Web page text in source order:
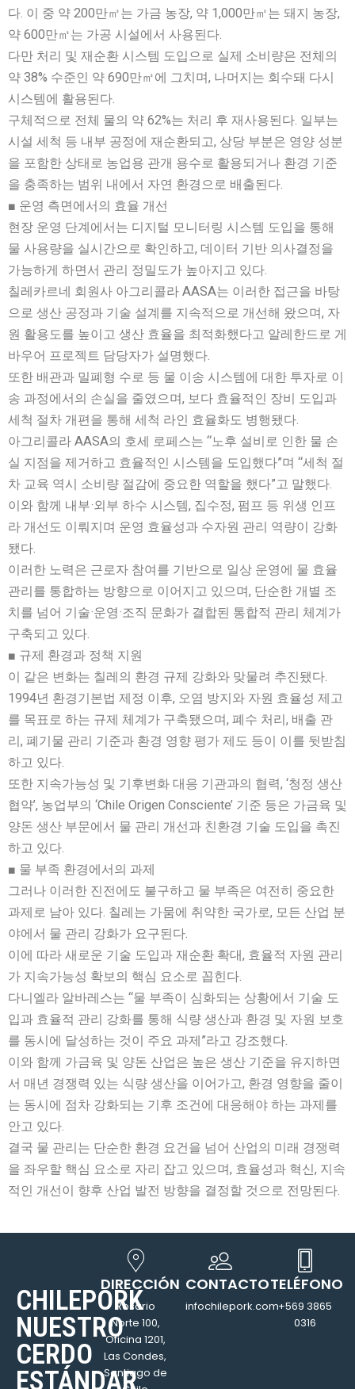
다. 이 중 약 200만㎥는 가금 농장, 약 1,000만㎥는 돼지 농장,
약 600만㎥는 가공 시설에서 사용된다.
다만 처리 및 재순환 시스템 도입으로 실제 소비량은 전체의
약 38% 수준인 약 690만㎥에 그치며, 나머지는 회수돼 다시
시스템에 활용된다.
구체적으로 전체 물의 약 62%는 처리 후 재사용된다. 일부는
시설 세척 등 내부 공정에 재순환되고, 상당 부분은 영양 성분
을 포함한 상태로 농업용 관개 용수로 활용되거나 환경 기준
을 충족하는 범위 내에서 자연 환경으로 배출된다.
■ 운영 측면에서의 효율 개선
현장 운영 단계에서는 디지털 모니터링 시스템 도입을 통해
물 사용량을 실시간으로 확인하고, 데이터 기반 의사결정을
가능하게 하면서 관리 정밀도가 높아지고 있다.
칠레카르네 회원사 아그리콜라 AASA는 이러한 접근을 바탕
으로 생산 공정과 기술 설계를 지속적으로 개선해 왔으며, 자
원 활용도를 높이고 생산 효율을 최적화했다고 알레한드로 게
바우어 프로젝트 담당자가 설명했다.
또한 배관과 밀폐형 수로 등 물 이송 시스템에 대한 투자로 이
송 과정에서의 손실을 줄였으며, 보다 효율적인 장비 도입과
세척 절차 개편을 통해 세척 라인 효율화도 병행됐다.
아그리콜라 AASA의 호세 로페스는 “노후 설비로 인한 물 손
실 지점을 제거하고 효율적인 시스템을 도입했다”며 “세척 절
차 교육 역시 소비량 절감에 중요한 역할을 했다”고 말했다.
이와 함께 내부·외부 하수 시스템, 집수정, 펌프 등 위생 인프
라 개선도 이뤄지며 운영 효율성과 수자원 관리 역량이 강화
됐다.
이러한 노력은 근로자 참여를 기반으로 일상 운영에 물 효율
관리를 통합하는 방향으로 이어지고 있으며, 단순한 개별 조
치를 넘어 기술·운영·조직 문화가 결합된 통합적 관리 체계가
구축되고 있다.
■ 규제 환경과 정책 지원
이 같은 변화는 칠레의 환경 규제 강화와 맞물려 추진됐다.
1994년 환경기본법 제정 이후, 오염 방지와 자원 효율성 제고
를 목표로 하는 규제 체계가 구축됐으며, 폐수 처리, 배출 관
리, 폐기물 관리 기준과 환경 영향 평가 제도 등이 이를 뒷받침
하고 있다.
또한 지속가능성 및 기후변화 대응 기관과의 협력, ‘청정 생산
협약’, 농업부의 ‘Chile Origen Consciente’ 기준 등은 가금육 및
양돈 생산 부문에서 물 관리 개선과 친환경 기술 도입을 촉진
하고 있다.
■ 물 부족 환경에서의 과제
그러나 이러한 진전에도 불구하고 물 부족은 여전히 중요한
과제로 남아 있다. 칠레는 가뭄에 취약한 국가로, 모든 산업 분
야에서 물 관리 강화가 요구된다.
이에 따라 새로운 기술 도입과 재순환 확대, 효율적 자원 관리
가 지속가능성 확보의 핵심 요소로 꼽힌다.
다니엘라 알바레스는 “물 부족이 심화되는 상황에서 기술 도
입과 효율적 관리 강화를 통해 식량 생산과 환경 및 자원 보호
를 동시에 달성하는 것이 주요 과제”라고 강조했다.
이와 함께 가금육 및 양돈 산업은 높은 생산 기준을 유지하면
서 매년 경쟁력 있는 식량 생산을 이어가고, 환경 영향을 줄이
는 동시에 점차 강화되는 기후 조건에 대응해야 하는 과제를
안고 있다.
결국 물 관리는 단순한 환경 요건을 넘어 산업의 미래 경쟁력
을 좌우할 핵심 요소로 자리 잡고 있으며, 효율성과 혁신, 지속
적인 개선이 향후 산업 발전 방향을 결정할 것으로 전망된다.
CHILEPORK
NUESTRO
CERDO
ESTÁNDAR
DIRECCIÓN
Rosario
Norte 100,
Oficina 1201,
Las Condes,
Santiago de
CONTACTO
infochilepork.com
TELÉFONO
+569 3865
0316